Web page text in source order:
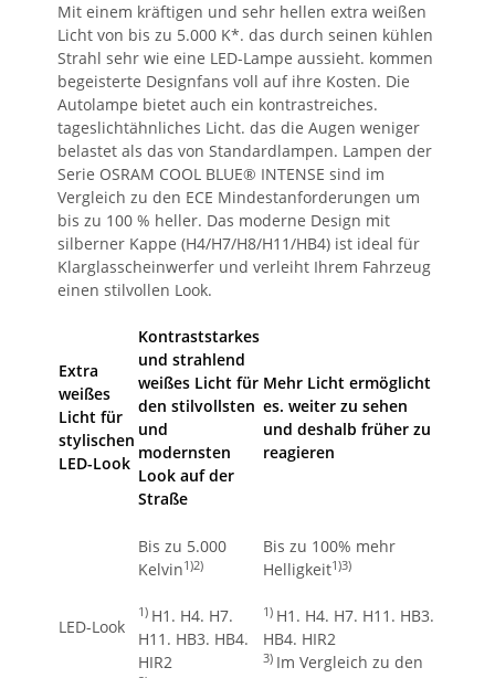
Mit einem kräftigen und sehr hellen extra weißen
Licht von bis zu 5.000 K*. das durch seinen kühlen
Strahl sehr wie eine LED-Lampe aussieht. kommen
begeisterte Designfans voll auf ihre Kosten. Die
Autolampe bietet auch ein kontrastreiches.
tageslichtähnliches Licht. das die Augen weniger
belastet als das von Standardlampen. Lampen der
Serie OSRAM COOL BLUE® INTENSE sind im
Vergleich zu den ECE Mindestanforderungen um
bis zu 100 % heller. Das moderne Design mit
silberner Kappe (H4/H7/H8/H11/HB4) ist ideal für
Klarglasscheinwerfer und verleiht Ihrem Fahrzeug
einen stilvollen Look.
Extra
weißes
Licht für
stylischen
LED-Look
Kontraststarkes
und strahlend
weißes Licht für
den stilvollsten
und
modernsten
Look auf der
Straße
Mehr Licht ermöglicht
es. weiter zu sehen
und deshalb früher zu
reagieren
LED-Look
Bis zu 5.000
Kelvin1)2)
1) H1. H4. H7.
H11. HB3. HB4.
HIR2
Bis zu 100% mehr
Helligkeit1)3)
1) H1. H4. H7. H11. HB3.
HB4. HIR2
3) Im Vergleich zu den